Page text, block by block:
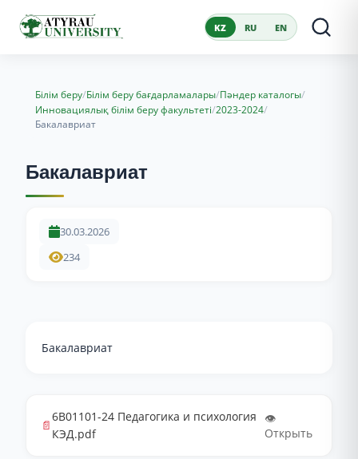
KZ RU EN
Білім беру/Білім беру бағдарламалары/Пәндер каталогы/
Инновациялық білім беру факультеті/2023-2024/
Бакалавриат
Бакалавриат
30.03.2026
234
Бакалавриат
📄
6В01101-24 Педагогика и психология
КЭД.pdf
👁️
Открыть